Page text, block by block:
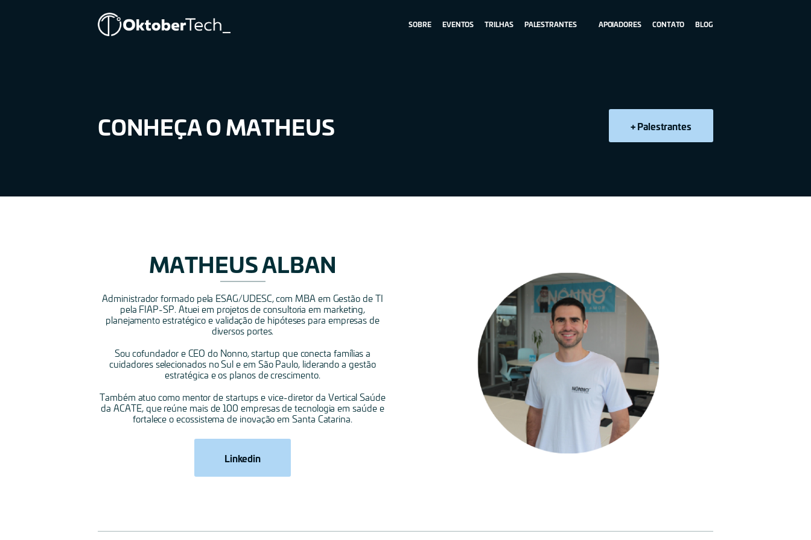
SOBRE EVENTOS TRILHAS PALESTRANTES APOIADORES CONTATO BLOG
MATHEUS
CONHEÇA O MATHEUS + Palestrantes
MATHEUS ALBAN
Administrador formado pela ESAG/UDESC, com MBA em Gestão de TI
pela FIAP-SP. Atuei em projetos de consultoria em marketing,
planejamento estratégico e validação de hipóteses para empresas de
diversos portes.
Sou cofundador e CEO do Nonno, startup que conecta famílias a
cuidadores selecionados no Sul e em São Paulo, liderando a gestão
estratégica e os planos de crescimento.
Também atuo como mentor de startups e vice-diretor da Vertical Saúde
da ACATE, que reúne mais de 100 empresas de tecnologia em saúde e
fortalece o ecossistema de inovação em Santa Catarina.
Linkedin